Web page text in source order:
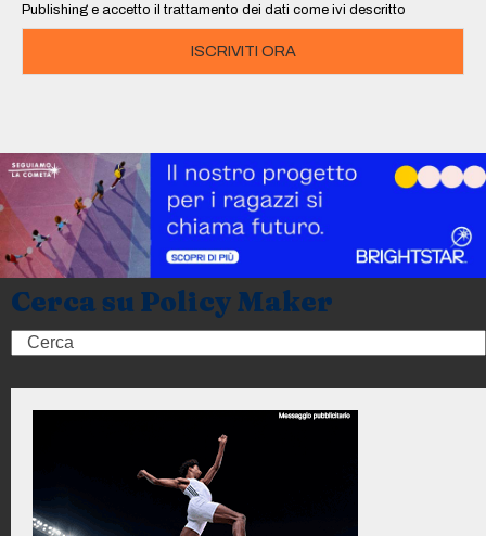
Publishing e accetto il trattamento dei dati come ivi descritto
ISCRIVITI ORA
Cerca su Policy Maker
Search